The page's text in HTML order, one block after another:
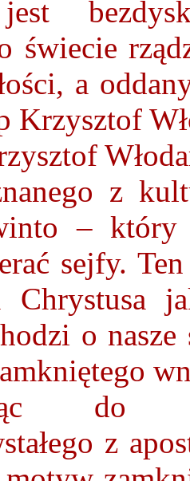
świecie
a
Krzysztof
z
– który
sejfy.
Chrystusa
o
do
z